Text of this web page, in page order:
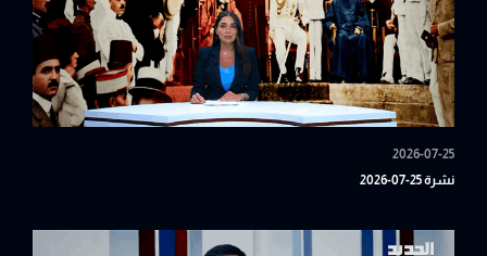
2026-07-25
نشرة 25-07-2026